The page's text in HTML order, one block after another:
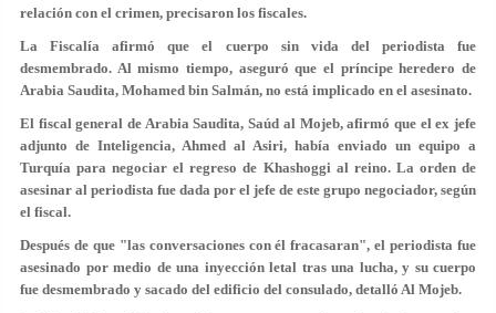
relación con el crimen, precisaron los fiscales.
La Fiscalía afirmó que el cuerpo sin vida del periodista fue
desmembrado. Al mismo tiempo, aseguró que el príncipe heredero de
Arabia Saudita, Mohamed bin Salmán, no está implicado en el asesinato.
El fiscal general de Arabia Saudita, Saúd al Mojeb, afirmó que el ex jefe
adjunto de Inteligencia, Ahmed al Asiri, había enviado un equipo a
Turquía para negociar el regreso de Khashoggi al reino. La orden de
asesinar al periodista fue dada por el jefe de este grupo negociador, según
el fiscal.
Después de que "las conversaciones con él fracasaran", el periodista fue
asesinado por medio de una inyección letal tras una lucha, y su cuerpo
fue desmembrado y sacado del edificio del consulado, detalló Al Mojeb.